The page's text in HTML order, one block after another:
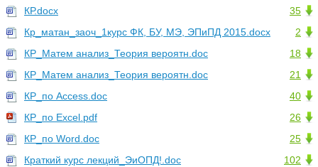
35
КР.docx
2
Кр_матан_заоч_1курс ФК, БУ, МЭ, ЭПиПД 2015.docx
18
КР_Матем анализ_Теория вероятн.doc
21
КР_Матем анализ_Теория вероятн.doc
40
КР_по Access.doc
26
КР_по Excel.pdf
25
КР_по Word.doc
102
Краткий курс лекций_ЭиОПД!.doc